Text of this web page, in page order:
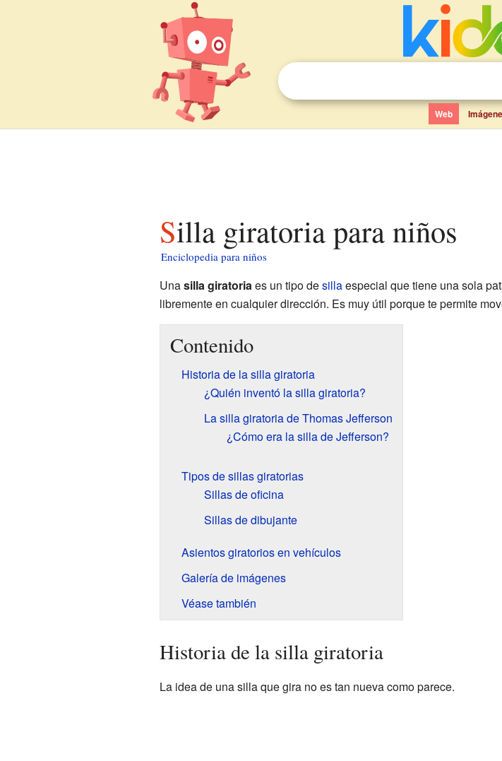
Web
Silla giratoria para niños
Enciclopedia para niños
Unasilla giratoriaes un tipo desillaespecial que tiene una sola
libremente en cualquier dirección. Es muy útil porque te permite
Contenido
Historia de la silla giratoria
¿Quién inventó la silla giratoria?
La silla giratoria de Thomas Jefferson
¿Cómo era la silla de Jefferson?
Tipos de sillas giratorias
Sillas de oficina
Sillas de dibujante
Asientos giratorios en vehículos
Galería de imágenes
Véase también
Historia de la silla giratoria
La idea de una silla que gira no es tan nueva como parece.